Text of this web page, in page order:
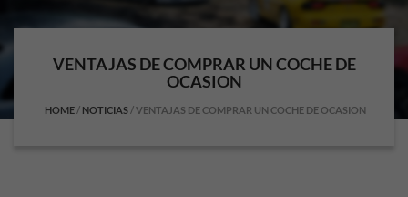
VENTAJAS DE COMPRAR UN COCHE DE
OCASION
HOME / NOTICIAS /VENTAJAS DE COMPRAR UN COCHE DE OCASION